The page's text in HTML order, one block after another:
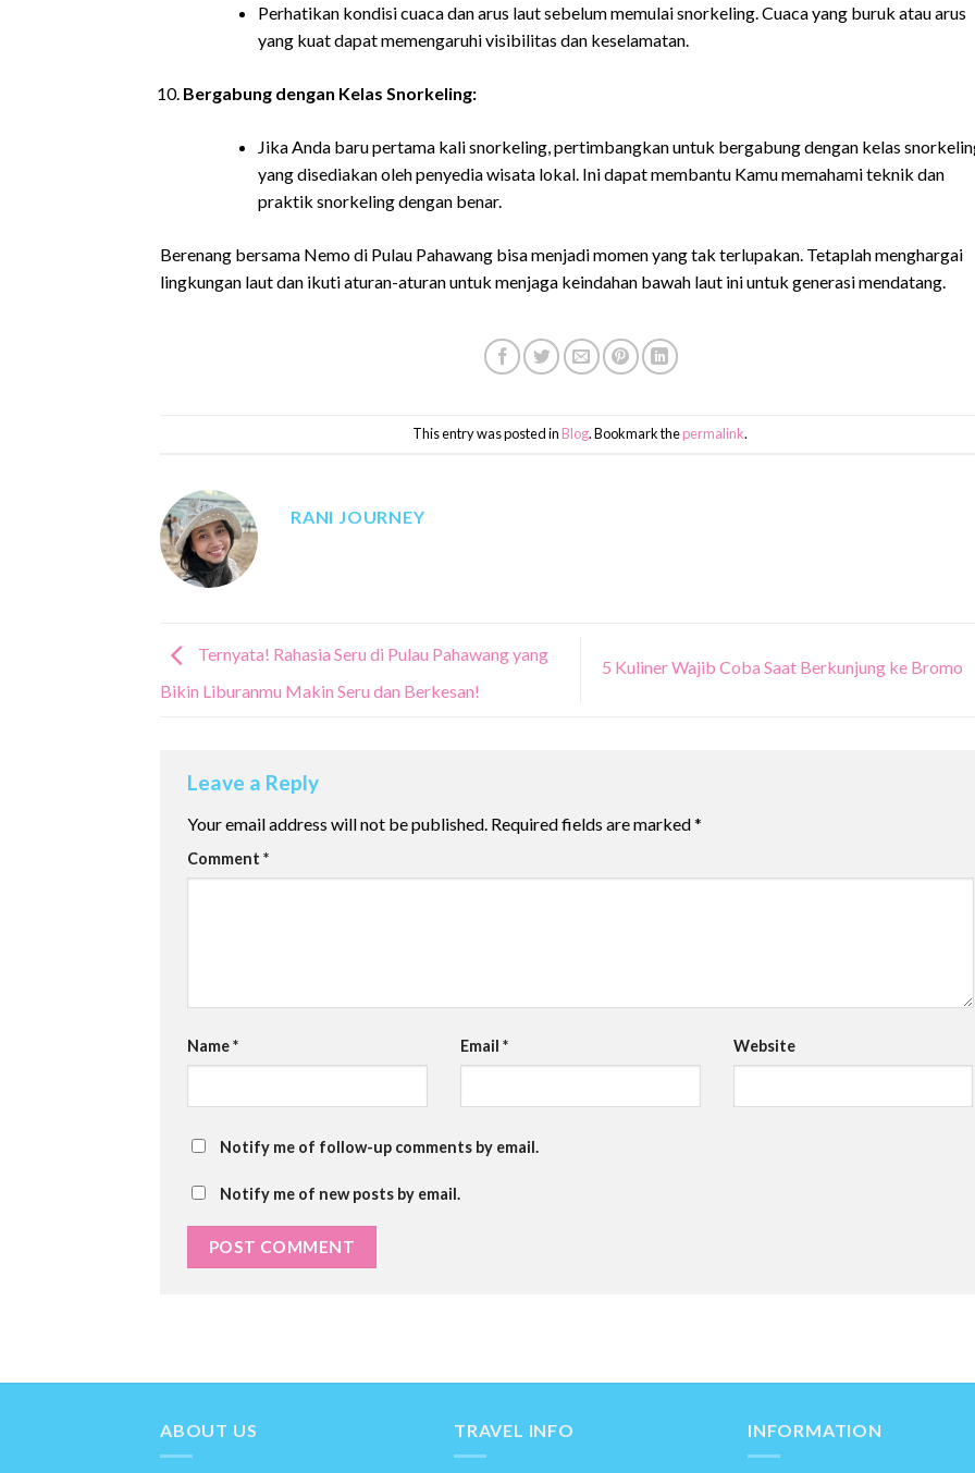
Perhatikan kondisi cuaca dan arus laut sebelum memulai snorkeling. Cuaca yang buruk atau arus
yang kuat dapat memengaruhi visibilitas dan keselamatan.
Bergabung dengan Kelas Snorkeling:
Jika Anda baru pertama kali snorkeling, pertimbangkan untuk bergabung dengan kelas
yang disediakan oleh penyedia wisata lokal. Ini dapat membantu Kamu memahami teknik dan
praktik snorkeling dengan benar.
Berenang bersama Nemo di Pulau Pahawang bisa menjadi momen yang tak terlupakan. Tetaplah menghargai
lingkungan laut dan ikuti aturan-aturan untuk menjaga keindahan bawah laut ini untuk generasi mendatang.
This entry was posted in Blog. Bookmark thepermalink.
RANI JOURNEY
Ternyata! Rahasia Seru di Pulau Pahawang yang
Bikin Liburanmu Makin Seru dan Berkesan!
5 Kuliner Wajib Coba Saat Berkunjung ke Bromo
Leave a Reply
Your email address will not be published. Required fields are marked*
Comment *
Name* Email * Website
Notify me of follow-up comments by email.
Notify me of new posts by email.
ABOUT US TRAVEL INFO INFORMATION